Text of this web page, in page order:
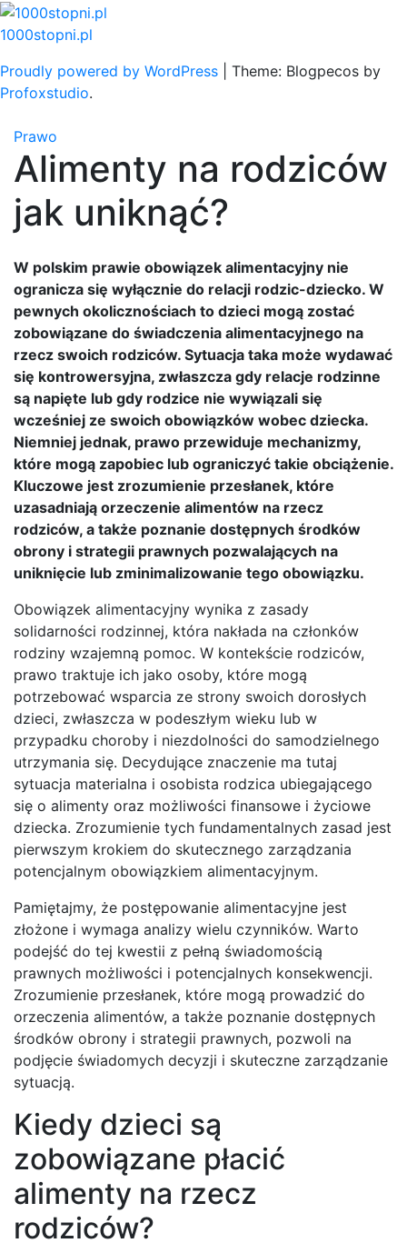
Skip
to
1000stopni.pl
Proudly powered by WordPress
Theme: Blogpecos by
Profoxstudio.
Prawo
Alimenty na rodziców
jak uniknąć?
W polskim prawie obowiązek alimentacyjny nie
ogranicza się wyłącznie do relacji rodzic-dziecko. W
pewnych okolicznościach to dzieci mogą zostać
zobowiązane do świadczenia alimentacyjnego na
rzecz swoich rodziców. Sytuacja taka może wydawać
się kontrowersyjna, zwłaszcza gdy relacje rodzinne
są napięte lub gdy rodzice nie wywiązali się
wcześniej ze swoich obowiązków wobec dziecka.
Niemniej jednak, prawo przewiduje mechanizmy,
które mogą zapobiec lub ograniczyć takie obciążenie.
Kluczowe jest zrozumienie przesłanek, które
uzasadniają orzeczenie alimentów na rzecz
rodziców, a także poznanie dostępnych środków
obrony i strategii prawnych pozwalających na
uniknięcie lub zminimalizowanie tego obowiązku.
Obowiązek alimentacyjny wynika z zasady
solidarności rodzinnej, która nakłada na członków
rodziny wzajemną pomoc. W kontekście rodziców,
prawo traktuje ich jako osoby, które mogą
potrzebować wsparcia ze strony swoich dorosłych
dzieci, zwłaszcza w podeszłym wieku lub w
przypadku choroby i niezdolności do samodzielnego
utrzymania się. Decydujące znaczenie ma tutaj
sytuacja materialna i osobista rodzica ubiegającego
się o alimenty oraz możliwości finansowe i życiowe
dziecka. Zrozumienie tych fundamentalnych zasad jest
pierwszym krokiem do skutecznego zarządzania
potencjalnym obowiązkiem alimentacyjnym.
Pamiętajmy, że postępowanie alimentacyjne jest
złożone i wymaga analizy wielu czynników. Warto
podejść do tej kwestii z pełną świadomością
prawnych możliwości i potencjalnych konsekwencji.
Zrozumienie przesłanek, które mogą prowadzić do
orzeczenia alimentów, a także poznanie dostępnych
środków obrony i strategii prawnych, pozwoli na
podjęcie świadomych decyzji i skuteczne zarządzanie
sytuacją.
Kiedy dzieci są
zobowiązane płacić
alimenty na rzecz
rodziców?